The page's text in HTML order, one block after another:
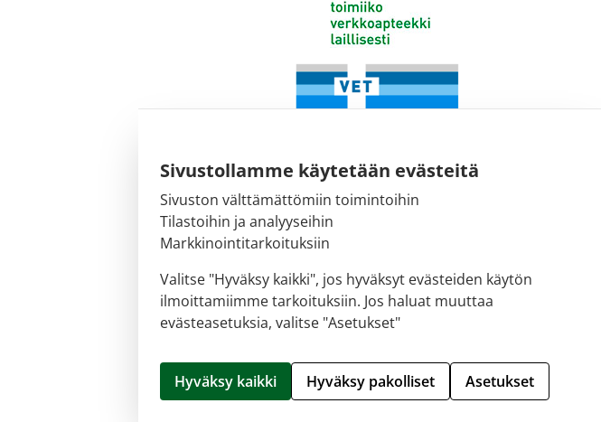
Sivustollamme käytetään evästeitä
Sivuston välttämättömiin toimintoihin
Tilastoihin ja analyyseihin
Markkinointitarkoituksiin
Valitse "Hyväksy kaikki", jos hyväksyt evästeiden käytön
ilmoittamiimme tarkoituksiin. Jos haluat muuttaa
evästeasetuksia, valitse "Asetukset"
Hyväksy kaikki Hyväksy pakolliset Asetukset
Fimean sähköpostiosoite:
Fimean vaihde:
029 522 3341
Hallitse evästeitä